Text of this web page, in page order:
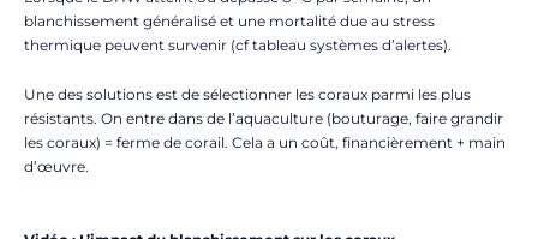
blanchissement généralisé et une mortalité due au stress
thermique peuvent survenir (cf tableau systèmes d’alertes).
Une des solutions est de sélectionner les coraux parmi les plus
résistants. On entre dans de l’aquaculture (bouturage, faire grandir
les coraux) = ferme de corail. Cela a un coût, financièrement + main
d’œuvre.